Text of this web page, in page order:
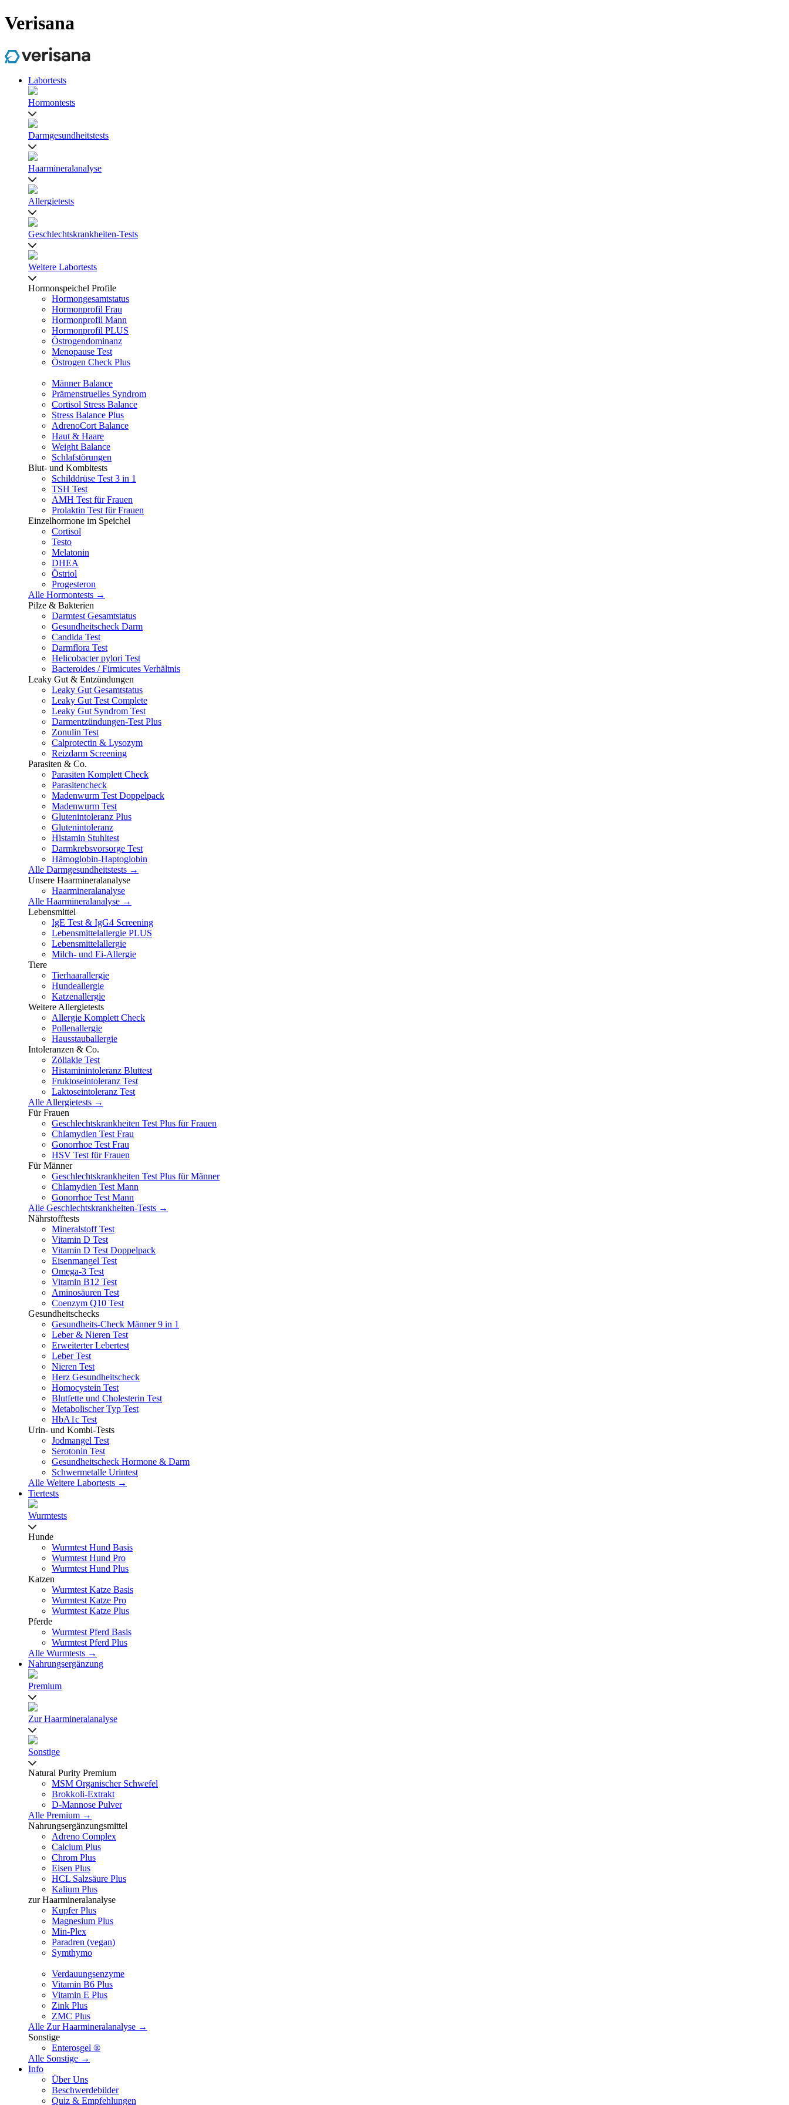
Verisana
Labortests
Hormontests
Darmgesundheitstests
Haarmineralanalyse
Allergietests
Geschlechtskrankheiten-Tests
Weitere Labortests
Hormonspeichel Profile
Hormongesamtstatus
Hormonprofil Frau
Hormonprofil Mann
Hormonprofil PLUS
Östrogendominanz
Menopause Test
Östrogen Check Plus
Männer Balance
Prämenstruelles Syndrom
Cortisol Stress Balance
Stress Balance Plus
AdrenoCort Balance
Haut & Haare
Weight Balance
Schlafstörungen
Blut- und Kombitests
Schilddrüse Test 3 in 1
TSH Test
AMH Test für Frauen
Prolaktin Test für Frauen
Einzelhormone im Speichel
Cortisol
Testo
Melatonin
DHEA
Östriol
Progesteron
Alle Hormontests →
Pilze & Bakterien
Darmtest Gesamtstatus
Gesundheitscheck Darm
Candida Test
Darmflora Test
Helicobacter pylori Test
Bacteroides / Firmicutes Verhältnis
Leaky Gut & Entzündungen
Leaky Gut Gesamtstatus
Leaky Gut Test Complete
Leaky Gut Syndrom Test
Darmentzündungen-Test Plus
Zonulin Test
Calprotectin & Lysozym
Reizdarm Screening
Parasiten & Co.
Parasiten Komplett Check
Parasitencheck
Madenwurm Test Doppelpack
Madenwurm Test
Glutenintoleranz Plus
Glutenintoleranz
Histamin Stuhltest
Darmkrebsvorsorge Test
Hämoglobin-Haptoglobin
Alle Darmgesundheitstests →
Unsere Haarmineralanalyse
Haarmineralanalyse
Alle Haarmineralanalyse →
Lebensmittel
IgE Test & IgG4 Screening
Lebensmittelallergie PLUS
Lebensmittelallergie
Milch- und Ei-Allergie
Tiere
Tierhaarallergie
Hundeallergie
Katzenallergie
Weitere Allergietests
Allergie Komplett Check
Pollenallergie
Hausstauballergie
Intoleranzen & Co.
Zöliakie Test
Histaminintoleranz Bluttest
Fruktoseintoleranz Test
Laktoseintoleranz Test
Alle Allergietests →
Für Frauen
Geschlechtskrankheiten Test Plus für Frauen
Chlamydien Test Frau
Gonorrhoe Test Frau
HSV Test für Frauen
Für Männer
Geschlechtskrankheiten Test Plus für Männer
Chlamydien Test Mann
Gonorrhoe Test Mann
Alle Geschlechtskrankheiten-Tests →
Nährstofftests
Mineralstoff Test
Vitamin D Test
Vitamin D Test Doppelpack
Eisenmangel Test
Omega-3 Test
Vitamin B12 Test
Aminosäuren Test
Coenzym Q10 Test
Gesundheitschecks
Gesundheits-Check Männer 9 in 1
Leber & Nieren Test
Erweiterter Lebertest
Leber Test
Nieren Test
Herz Gesundheitscheck
Homocystein Test
Blutfette und Cholesterin Test
Metabolischer Typ Test
HbA1c Test
Urin- und Kombi-Tests
Jodmangel Test
Serotonin Test
Gesundheitscheck Hormone & Darm
Schwermetalle Urintest
Alle Weitere Labortests →
Tiertests
Wurmtests
Hunde
Wurmtest Hund Basis
Wurmtest Hund Pro
Wurmtest Hund Plus
Katzen
Wurmtest Katze Basis
Wurmtest Katze Pro
Wurmtest Katze Plus
Pferde
Wurmtest Pferd Basis
Wurmtest Pferd Plus
Alle Wurmtests →
Nahrungsergänzung
Premium
Zur Haarmineralanalyse
Sonstige
Natural Purity Premium
MSM Organischer Schwefel
Brokkoli-Extrakt
D-Mannose Pulver
Alle Premium →
Nahrungsergänzungsmittel
Adreno Complex
Calcium Plus
Chrom Plus
Eisen Plus
HCL Salzsäure Plus
Kalium Plus
zur Haarmineralanalyse
Kupfer Plus
Magnesium Plus
Min-Plex
Paradren (vegan)
Symthymo
Verdauungsenzyme
Vitamin B6 Plus
Vitamin E Plus
Zink Plus
ZMC Plus
Alle Zur Haarmineralanalyse →
Sonstige
Enterosgel ®
Alle Sonstige →
Info
Über Uns
Beschwerdebilder
Quiz & Empfehlungen